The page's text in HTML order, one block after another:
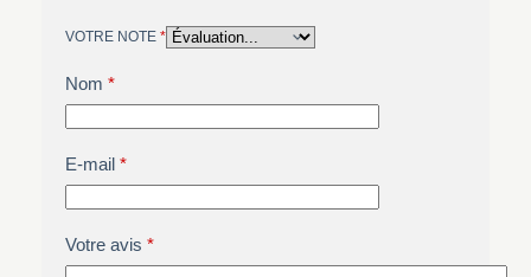
VOTRE NOTE *
Nom *
E-mail *
Votre avis *